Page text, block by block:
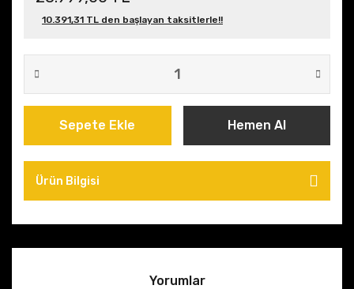
10.391,31 TL den başlayan taksitlerle!!
Sepete Ekle Hemen Al
Ürün Bilgisi
Yorumlar